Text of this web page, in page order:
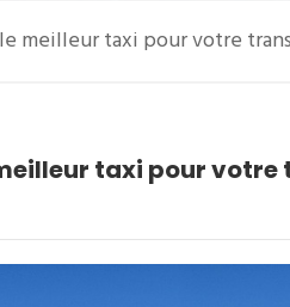
meilleur taxi pour votre
taxi pour votre